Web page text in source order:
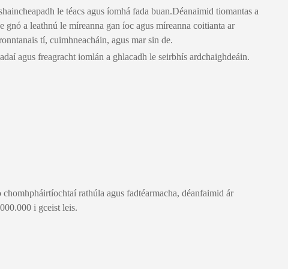
le téacs agus íomhá fada buan.Déanaimid tiomantas a
a leathnú le míreanna gan íoc agus míreanna coitianta ar
tí, cuimhneacháin, agus mar sin de.
agus freagracht iomlán a ghlacadh le seirbhís ardchaighdeáin.
rathúla agus fadtéarmacha, déanfaimid ár
i gceist leis.